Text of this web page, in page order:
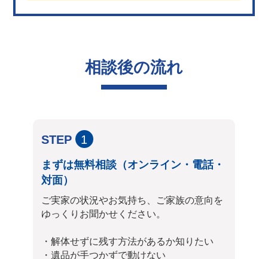
相談後の流れ
STEP 1
まずは無料相談（オンライン・電話・
対面）
ご実家の状況やお気持ち、ご家族の意向を
ゆっくりお聞かせください。
・解体せずに残す方法があるか知りたい
・遺品が手つかずで動けない